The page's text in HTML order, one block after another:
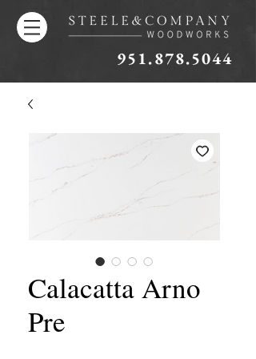
951.878.5044
Calacatta Arno
Pre